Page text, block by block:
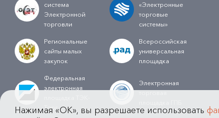
система
Электронной
торговли
«Электронные
торговые
системы»
Региональные
сайты малых
закупок
Всероссийская
универсальная
площадка
Федеральная
электронная
Торг
Электронная
торговая
Нажимая «OK», вы разрешаете использовать